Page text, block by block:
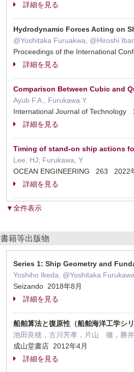
詳細を見る
Hydrodynamic Forces Acting on
@Yoshitaka Furuakwa, @Hiroshi
Proceedings of the International
詳細を見る
Comparison Between Cubic and
Ayub F.A., Furukawa Y.
International Journal of
詳細を見る
Timing of stand-on ship actions
Lee, HJ; Furukawa, Y
OCEAN ENGINEERING 263 2022
詳細を見る
▼全件表示
書籍等出版物
Series 1: Ship Geometry and
Yoshiho Ikeda, @Yoshitaka
Seizando 2018年8月
詳細を見る
船舶算法と復原性（船舶海洋工学シリ
池田良穂，古川芳孝，片山 徹，勝
成山堂書店 2012年4月
詳細を見る